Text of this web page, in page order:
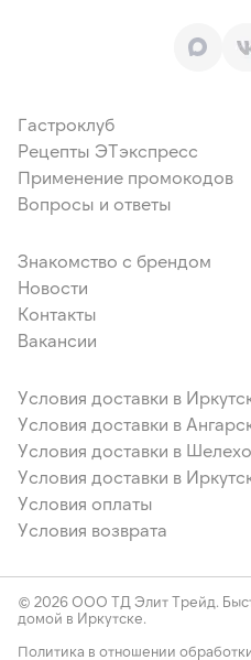
Гастроклуб
Рецепты ЭТэкспресс
Применение промокодов
Вопросы и ответы
Знакомство с брендом
Новости
Контакты
Вакансии
Условия доставки в
Условия доставки в
Условия доставки в
Условия доставки в
Условия оплаты
Условия возврата
© 2026 ООО ТД Элит Трейд.
домой в Иркутске.
Политика в отношении